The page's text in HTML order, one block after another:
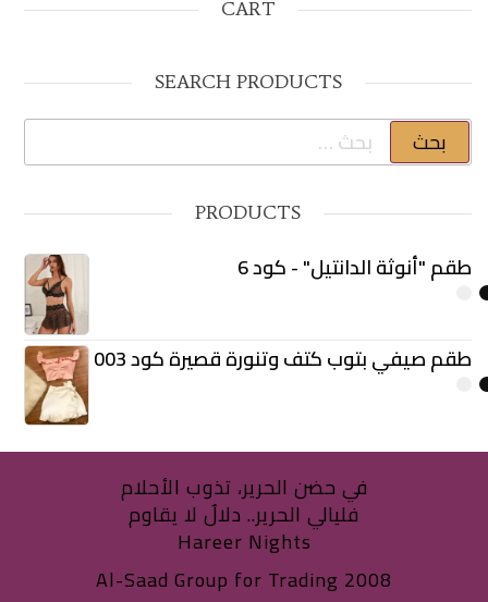
CART
SEARCH PRODUCTS
البحث عن:
PRODUCTS
طقم "أنوثة الدانتيل" - كود 6
طقم صيفي بتوب كتف وتنورة قصيرة كود 003
في حضن الحرير، تذوب الأحلام
فليالي الحرير.. دلالٌ لا يقاوم
Hareer Nights
Al-Saad Group for Trading 2008